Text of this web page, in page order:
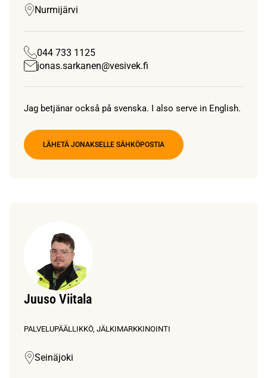
Nurmijärvi
044 733 1125
jonas.sarkanen@vesivek.fi
Jag betjänar också på svenska. I also serve in English.
LÄHETÄ JONAKSELLE SÄHKÖPOSTIA
Juuso Viitala
PALVELUPÄÄLLIKKÖ, JÄLKIMARKKINOINTI
Seinäjoki